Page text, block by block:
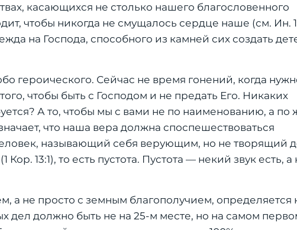
касающихся не столько нашего благословенного
чтобы никогда не смущалось сердце наше (см. Ин.
на Господа, способного из камней сих создать
героического. Сейчас не время гонений, когда
чтобы быть с Господом и не предать Его. Никаких
А то, чтобы мы с вами не по наименованию, а по
что наша вера должна споспешествоваться
называющий себя верующим, но не творящий
Кор. 13:1), то есть пустота. Пустота — некий звук есть, а
а не просто с земным благополучием, определяется
должно быть не на 25-м месте, но на самом